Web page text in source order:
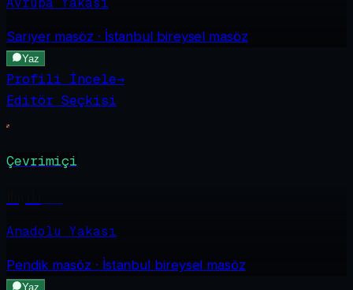
Sarıyermasöz · İstanbul bireysel masöz
Yaz
Profili İncele→
Editör Seçkisi
Çevrimiçi
Anadolu Yakası
Pendik masöz · İstanbul bireysel masöz
Yaz